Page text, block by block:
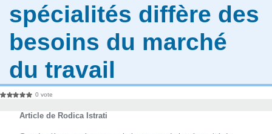
spécialités diffère des
besoins du marché
du travail
0 vote
Article de Rodica Istrati